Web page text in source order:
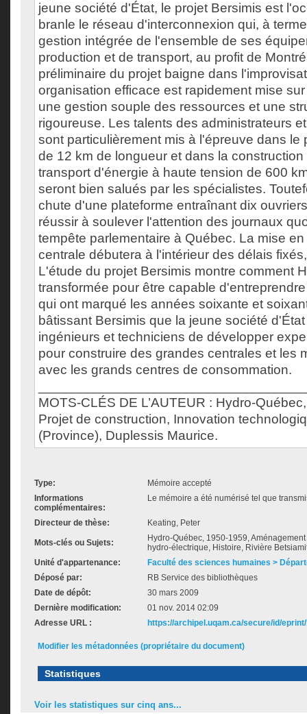
jeune société d'État, le projet Bersimis est
branle le réseau d'interconnexion qui, à
gestion intégrée de l'ensemble de ses
production et de transport, au profit de
préliminaire du projet baigne dans
organisation efficace est rapidement mise
une gestion souple des ressources et une
rigoureuse. Les talents des administrateurs
sont particulièrement mis à l'épreuve dans le
de 12 km de longueur et dans la
transport d'énergie à haute tension de 600
seront bien salués par les spécialistes.
chute d'une plateforme entraînant dix
réussir à soulever l'attention des journaux
tempête parlementaire à Québec. La mise
centrale débutera à l'intérieur des délais
L'étude du projet Bersimis montre comment
transformée pour être capable
qui ont marqué les années soixante et
bâtissant Bersimis que la jeune société
ingénieurs et techniciens de développer
pour construire des grandes centrales et les
avec les grands centres de consommation.
MOTS-CLÉS DE L’AUTEUR : Hydro-
Projet de construction, Innovation
(Province), Duplessis Maurice.
Type:
Mémoire accepté
Informations
complémentaires:
Le mémoire a été numérisé tel que
Directeur de thèse: Keating, Peter
Mots-clés ou Sujets:
Hydro-Québec, 1950-1959,
hydro-électrique, Histoire, Rivière
Unité d'appartenance:
Faculté des sciences humaines >
Déposé par:
RB Service des bibliothèques
Date de dépôt:
30 mars 2009
Dernière modification:
01 nov. 2014 02:09
Adresse URL :
https://archipel.uqam.ca/secure/id/
Modifier les métadonnées (propriétaire du document)
Statistiques
Voir les statistiques sur cinq ans...